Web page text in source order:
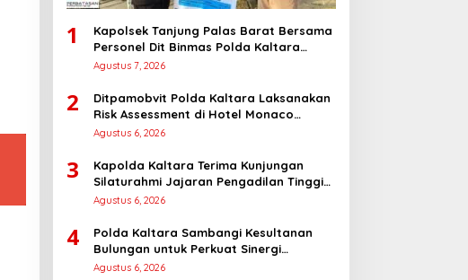
1
Kapolsek Tanjung Palas Barat Bersama
Personel Dit Binmas Polda Kaltara
Salurkan Beras SPHP Kepada
Agustus 7, 2026
2
Ditpamobvit Polda Kaltara Laksanakan
Risk Assessment di Hotel Monaco
Tarakan
Agustus 6, 2026
3
Kapolda Kaltara Terima Kunjungan
Silaturahmi Jajaran Pengadilan Tinggi
Kaltara
Agustus 6, 2026
4
Polda Kaltara Sambangi Kesultanan
Bulungan untuk Perkuat Sinergi
Kamtibmas
Agustus 6, 2026